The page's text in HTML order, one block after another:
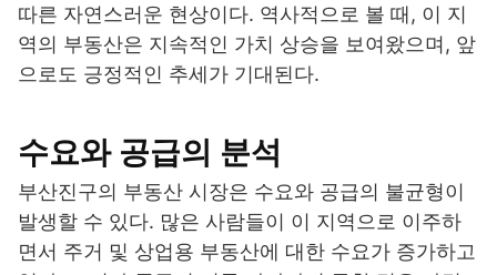
따른 자연스러운 현상이다. 역사적으로 볼 때, 이 지
역의 부동산은 지속적인 가치 상승을 보여왔으며, 앞
으로도 긍정적인 추세가 기대된다.
수요와 공급의 분석
부산진구의 부동산 시장은 수요와 공급의 불균형이
발생할 수 있다. 많은 사람들이 이 지역으로 이주하
면서 주거 및 상업용 부동산에 대한 수요가 증가하고